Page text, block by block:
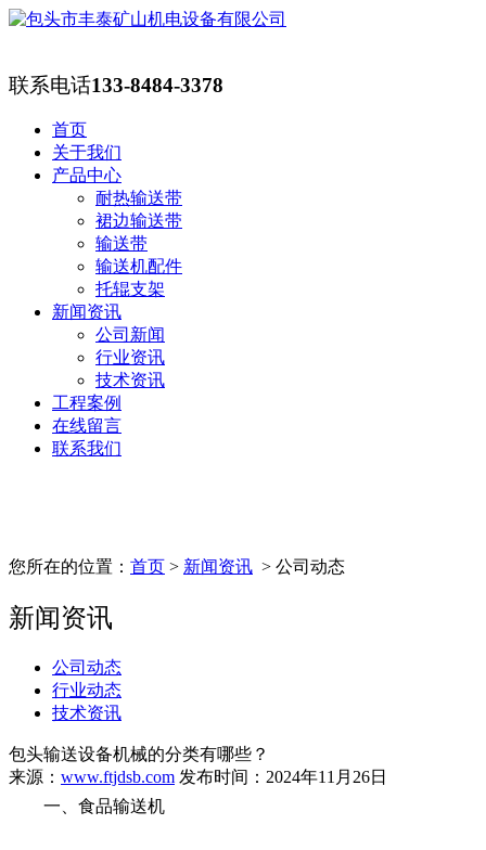
联系电话133-8484-3378
首页
关于我们
产品中心
耐热输送带
裙边输送带
输送带
输送机配件
托辊支架
新闻资讯
公司新闻
行业资讯
技术资讯
工程案例
在线留言
联系我们
您所在的位置： 首页 > 新闻资讯 > 公司动态
新闻资讯
公司动态
行业动态
技术资讯
包头输送设备机械的分类有哪些？
来源： www.ftjdsb.com 发布时间：2024年11月26日
一、食品输送机